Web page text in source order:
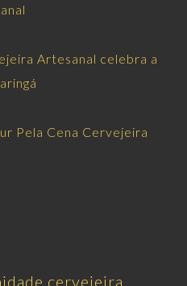
Artesanal celebra a
Pela Cena Cervejeira
cervejeira